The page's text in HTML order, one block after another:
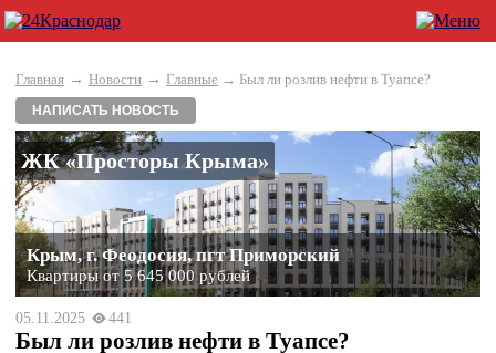
Главная → Новости → Главные → Был ли розлив нефти в Туапсе?
НАПИСАТЬ НОВОСТЬ
ЖК «Просторы Крыма»
Крым, г. Феодосия, пгт Приморский
Квартиры от 5 645 000 рублей
05.11.2025 441
Был ли розлив нефти в Туапсе?